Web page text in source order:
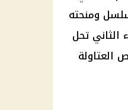
ومنحته
الثاني تحل